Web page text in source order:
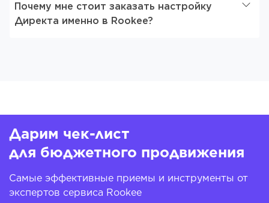
Почему мне стоит заказать настройку
Директа именно в Rookee?
Дарим чек-лист
для бюджетного продвижения
Самые эффективные приемы и инструменты от
экспертов сервиса Rookee